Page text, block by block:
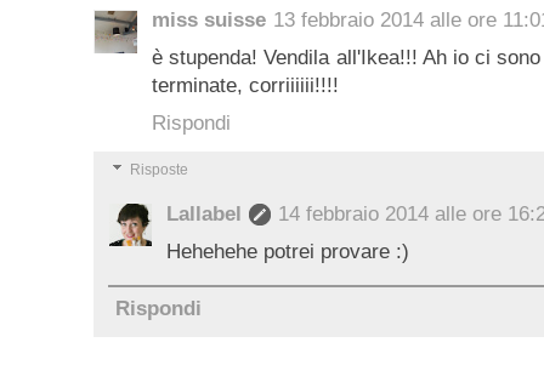
miss suisse 13 febbraio 2014 alle ore
è stupenda! Vendila all'Ikea!!! Ah io ci
terminate, corriiiiii!!!!
Rispondi
Risposte
Lallabel
14 febbraio 2014 alle ore
Hehehehe potrei provare :)
Rispondi